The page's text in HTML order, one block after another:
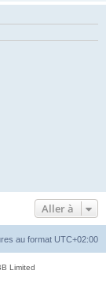
Aller à
au format UTC+02:00
Limited